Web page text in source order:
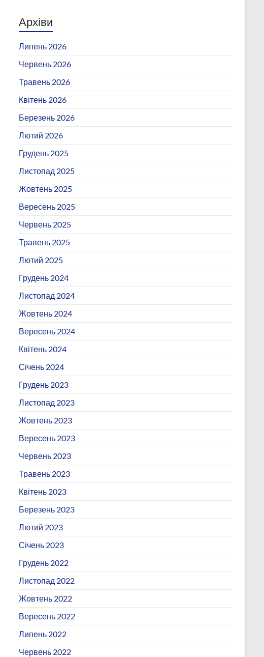
Архіви
Липень 2026
Червень 2026
Травень 2026
Квітень 2026
Березень 2026
Лютий 2026
Грудень 2025
Листопад 2025
Жовтень 2025
Вересень 2025
Червень 2025
Травень 2025
Лютий 2025
Грудень 2024
Листопад 2024
Жовтень 2024
Вересень 2024
Квітень 2024
Січень 2024
Грудень 2023
Листопад 2023
Жовтень 2023
Вересень 2023
Червень 2023
Травень 2023
Квітень 2023
Березень 2023
Лютий 2023
Січень 2023
Грудень 2022
Листопад 2022
Жовтень 2022
Вересень 2022
Липень 2022
Червень 2022